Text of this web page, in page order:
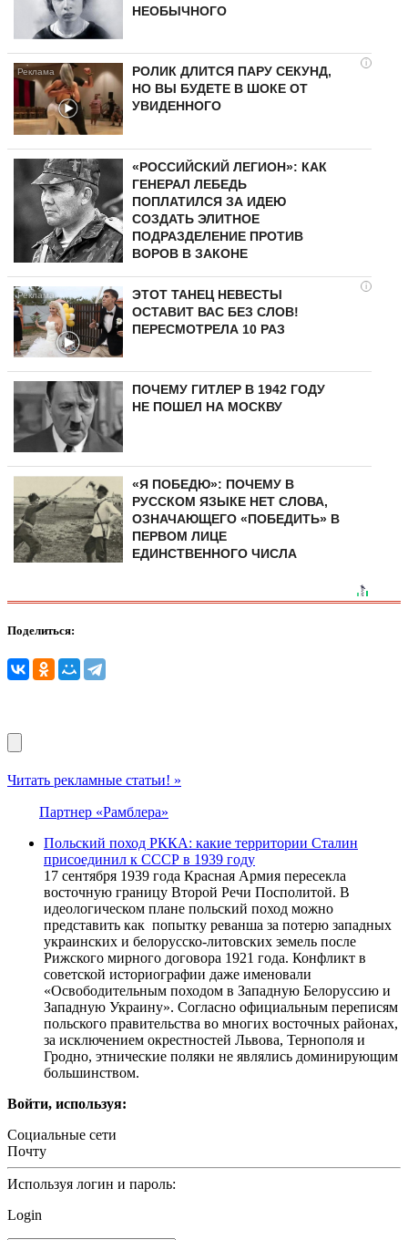
НЕОБЫЧНОГО
i
РОЛИК ДЛИТСЯ ПАРУ СЕКУНД,
НО ВЫ БУДЕТЕ В ШОКЕ ОТ
УВИДЕННОГО
«РОССИЙСКИЙ ЛЕГИОН»: КАК
ГЕНЕРАЛ ЛЕБЕДЬ
ПОПЛАТИЛСЯ ЗА ИДЕЮ
СОЗДАТЬ ЭЛИТНОЕ
ПОДРАЗДЕЛЕНИЕ ПРОТИВ
ВОРОВ В ЗАКОНЕ
i
ЭТОТ ТАНЕЦ НЕВЕСТЫ
ОСТАВИТ ВАС БЕЗ СЛОВ!
ПЕРЕСМОТРЕЛА 10 РАЗ
ПОЧЕМУ ГИТЛЕР В 1942 ГОДУ
НЕ ПОШЕЛ НА МОСКВУ
«Я ПОБЕДЮ»: ПОЧЕМУ В
РУССКОМ ЯЗЫКЕ НЕТ СЛОВА,
ОЗНАЧАЮЩЕГО «ПОБЕДИТЬ» В
ПЕРВОМ ЛИЦЕ
ЕДИНСТВЕННОГО ЧИСЛА
Поделиться:
Читать рекламные статьи! »
Партнер «Рамблера»
Польский поход РККА: какие территории Сталин
присоединил к СССР в 1939 году
17 сентября 1939 года Красная Армия пересекла
восточную границу Второй Речи Посполитой. В
идеологическом плане польский поход можно
представить как попытку реванша за потерю западных
украинских и белорусско-литовских земель после
Рижского мирного договора 1921 года. Конфликт в
советской историографии даже именовали
«Освободительным походом в Западную Белоруссию и
Западную Украину». Согласно официальным переписям
польского правительства во многих восточных районах,
за исключением окрестностей Львова, Тернополя и
Гродно, этнические поляки не являлись доминирующим
большинством.
Войти, используя:
Социальные сети
Почту
Используя логин и пароль:
Login